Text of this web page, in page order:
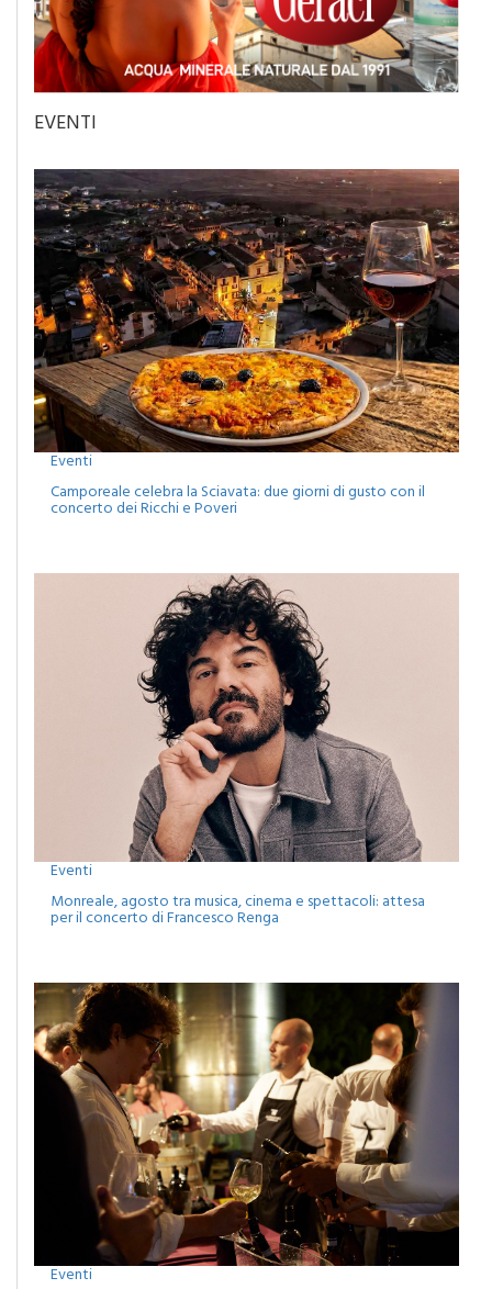
Eventi
Camporeale celebra la Sciavata: due giorni di gusto con il
Eventi
Monreale, agosto tra musica, cinema e spettacoli: attesa